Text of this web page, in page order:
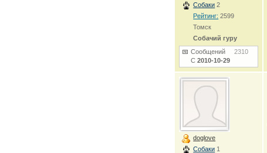
Собаки 2
Рейтинг: 2599
Томск
Собачий гуру
Сообщений2310
С2010-10-29
doglove
Собаки 1